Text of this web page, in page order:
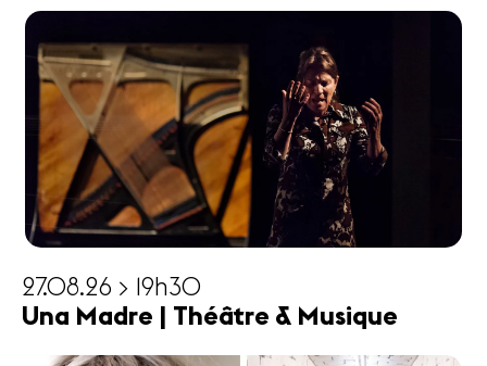
27.08.26 > 19h30
Una Madre | Théâtre & Musique